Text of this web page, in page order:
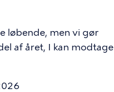
løbende, men vi gør
af året, I kan modtage